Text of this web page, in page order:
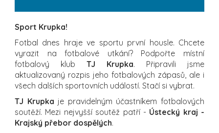
Sport Krupka!
Fotbal dnes hraje ve sportu první housle. Chcete
vyrazit na fotbalové utkání? Podpořte místní
fotbalový klub TJ Krupka. Připravili jsme
aktualizovaný rozpis jeho fotbalových zápasů, ale i
všech dalších sportovních událostí. Stačí si vybrat.
TJ Krupka je pravidelným účastníkem fotbalových
soutěží. Mezi nejvyšší soutěž patří - Ústecký kraj -
Krajský přebor dospělých.